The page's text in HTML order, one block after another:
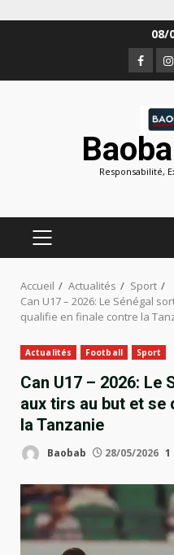
08/
Responsabilité,
MENU
PRINCIPAL
Accueil Actualités
Sport
Can U17 – 2026: Le Sénégal
qualifie en finale contre la
Actualités Football Sport
Can U17 – 2026: Le
aux tirs au but et se
la Tanzanie
Baobab 28/05/2026 1